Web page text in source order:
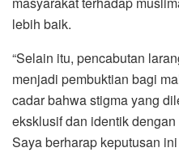
lebih baik.
“Selain itu, pencabutan
menjadi pembuktian bagi
cadar bahwa stigma yang
eksklusif dan identik
Saya berharap keputusan